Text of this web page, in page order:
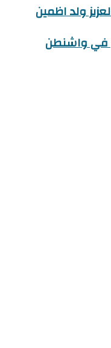
ولد اظمين
في واشنطن